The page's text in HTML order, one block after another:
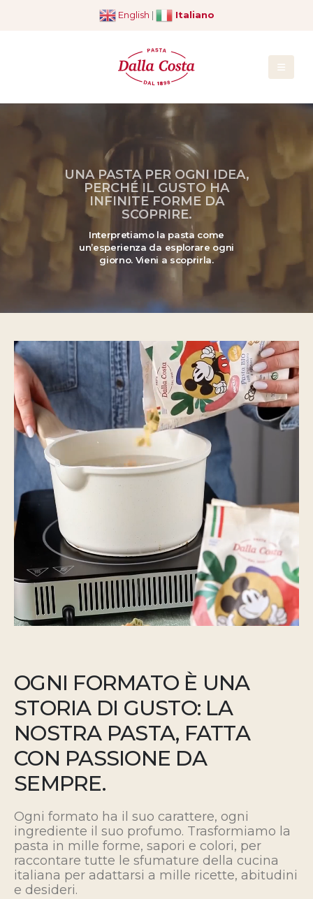
English | Italiano
UNA PASTA PER OGNI IDEA,
PERCHÉ IL GUSTO HA
INFINITE FORME DA
SCOPRIRE.
Interpretiamo la pasta come
un’esperienza da esplorare ogni
giorno. Vieni a scoprirla.
OGNI FORMATO È UNA
STORIA DI GUSTO: LA
NOSTRA PASTA, FATTA
CON PASSIONE DA
SEMPRE.
Ogni formato ha il suo carattere, ogni
ingrediente il suo profumo. Trasformiamo la
pasta in mille forme, sapori e colori, per
raccontare tutte le sfumature della cucina
italiana per adattarsi a mille ricette, abitudini
e desideri.